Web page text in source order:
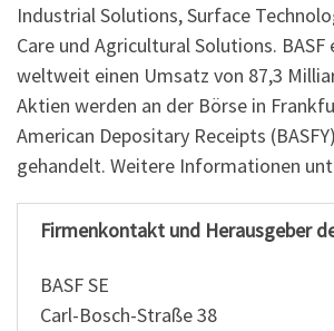
Industrial Solutions, Surface
Care und Agricultural Solutions. BASF
weltweit einen Umsatz von 87,3
Aktien werden an der Börse in
American Depositary Receipts
gehandelt. Weitere Informationen
Firmenkontakt und Herausgeber
BASF SE
Carl-Bosch-Straße 38